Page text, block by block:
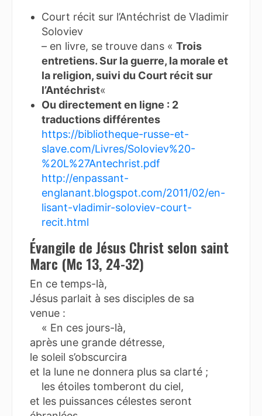
Court récit sur l’Antéchrist de Vladimir
Soloviev
– en livre, se trouve dans « Trois
entretiens. Sur la guerre, la morale et
la religion, suivi du Court récit sur
l’Antéchrist«
Ou directement en ligne : 2
traductions différentes
https://bibliotheque-russe-et-
slave.com/Livres/Soloviev%20-
%20L%27Antechrist.pdf
http://enpassant-
englanant.blogspot.com/2011/02/en-
lisant-vladimir-soloviev-court-
recit.html
Évangile de Jésus Christ selon saint
Marc (Mc 13, 24-32)
En ce temps-là,
Jésus parlait à ses disciples de sa
venue :
« En ces jours-là,
après une grande détresse,
le soleil s’obscurcira
et la lune ne donnera plus sa clarté ;
les étoiles tomberont du ciel,
et les puissances célestes seront